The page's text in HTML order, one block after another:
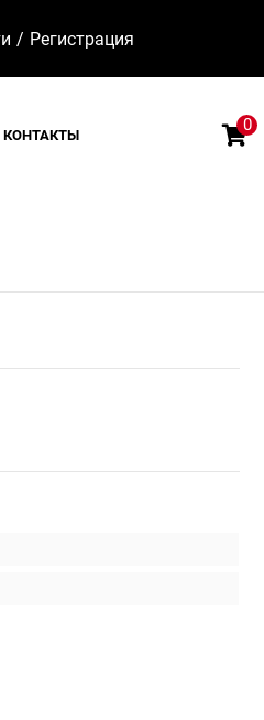
/ Регистрация
КОНТАКТЫ
0